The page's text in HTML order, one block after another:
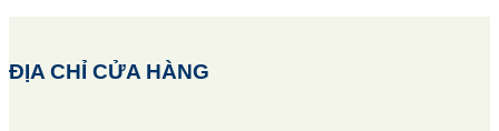
ĐỊA CHỈ CỬA HÀNG